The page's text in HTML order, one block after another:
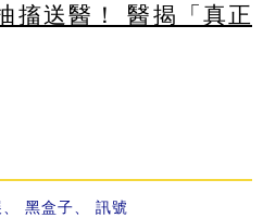
搐送醫！ 醫揭「真正
、 黑盒子、 訊號